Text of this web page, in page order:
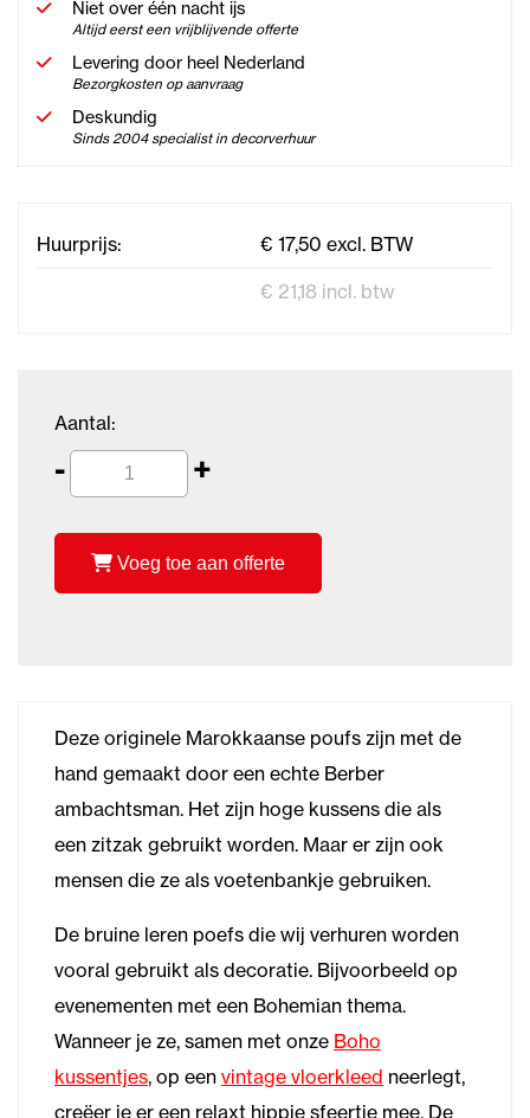
Niet over één nacht ijs
Altijd eerst een vrijblijvende offerte
Levering door heel Nederland
Bezorgkosten op aanvraag
Deskundig
Sinds 2004 specialist in decorverhuur
Huurprijs:
€ 17,50 excl. BTW
€ 21,18 incl. btw
Aantal:
- +
Voeg toe aan offerte
Deze originele Marokkaanse poufs zijn met de
hand gemaakt door een echte Berber
ambachtsman. Het zijn hoge kussens die als
een zitzak gebruikt worden. Maar er zijn ook
mensen die ze als voetenbankje gebruiken.
De bruine leren poefs die wij verhuren worden
vooral gebruikt als decoratie. Bijvoorbeeld op
evenementen met een Bohemian thema.
Wanneer je ze, samen met onze Boho
kussentjes, op een vintage vloerkleed neerlegt,
creëer je er een relaxt hippie sfeertje mee. De